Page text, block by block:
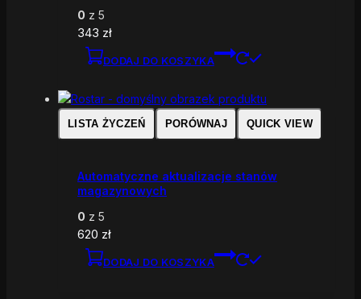
0 z 5
343 zł
DODAJ DO KOSZYKA
LISTA ŻYCZEŃ PORÓWNAJ QUICK VIEW
Automatyczne aktualizacje stanów
magazynowych
0 z 5
620 zł
DODAJ DO KOSZYKA